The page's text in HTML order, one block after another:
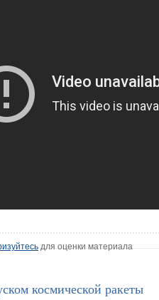
для оценки материала
космической ракеты